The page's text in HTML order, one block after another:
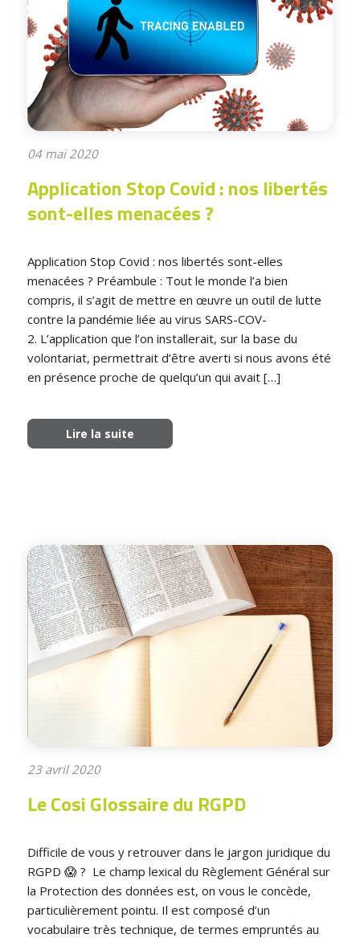
04 mai 2020
Application Stop Covid : nos libertés
sont-elles menacées ?
Application Stop Covid : nos libertés sont-elles
menacées ? Préambule : Tout le monde l’a bien
compris, il s’agit de mettre en œuvre un outil de lutte
contre la pandémie liée au virus SARS-COV-
2. L’application que l’on installerait, sur la base du
volontariat, permettrait d’être averti si nous avons été
en présence proche de quelqu’un qui avait […]
Lire la suite
23 avril 2020
Le Cosi Glossaire du RGPD
Difficile de vous y retrouver dans le jargon juridique du
RGPD 😱 ? Le champ lexical du Règlement Général sur
la Protection des données est, on vous le concède,
particulièrement pointu. Il est composé d’un
vocabulaire très technique, de termes empruntés au